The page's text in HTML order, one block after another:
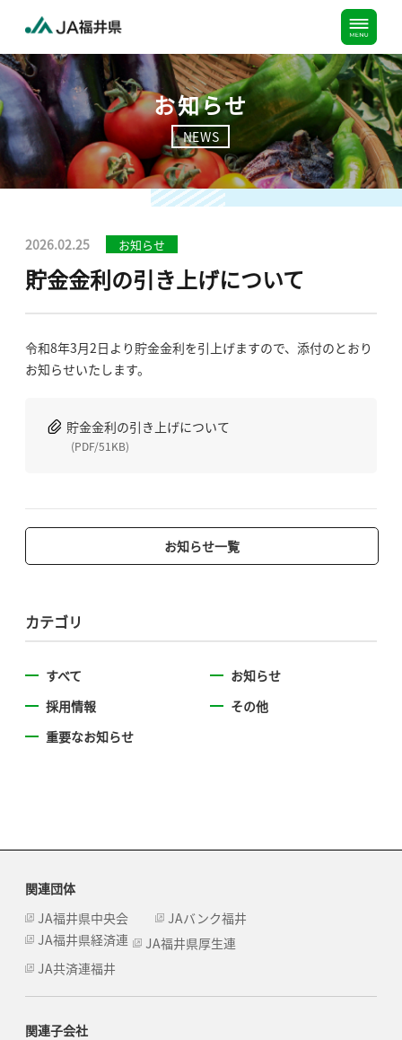
お知らせ
NEWS
2026.02.25 お知らせ
貯⾦⾦利の引き上げについて
令和8年3⽉2⽇ より貯金金利を引上げますので、添付のとおり
お知らせいたします。
貯⾦⾦利の引き上げについて
(PDF/51KB)
お知らせ一覧
カテゴリ
すべて
お知らせ
採用情報
その他
重要なお知らせ
関連団体
JA福井県中央会
JAバンク福井
JA福井県経済連
JA福井県厚生連
JA共済連福井
関連子会社